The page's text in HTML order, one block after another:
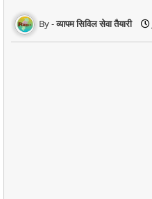
व्यापम सिविल सेवा तैयारी